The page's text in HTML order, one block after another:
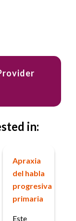
in:
Apraxia
del habla
progresiva
primaria
Este